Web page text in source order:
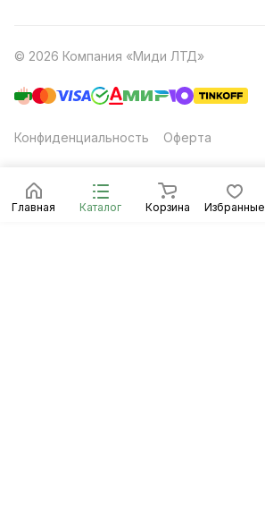
Главная Каталог Корзина Избранные
© 2026 Компания «Миди ЛТД»
Конфиденциальность Оферта